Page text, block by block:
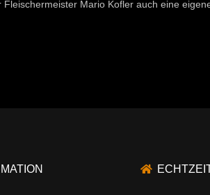
Mario Kofler auch eine